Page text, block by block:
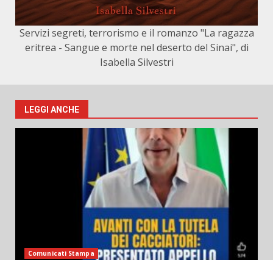
Servizi segreti, terrorismo e il romanzo "La ragazza
eritrea - Sangue e morte nel deserto del Sinai", di
Isabella Silvestri
LEGGI ANCHE
Comunicati Stampa